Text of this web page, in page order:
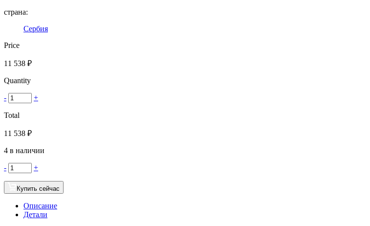
страна:
Сербия
Price
11 538 ₽
Quantity
- +
Total
11 538 ₽
4 в наличии
- +
Купить сейчас
Описание
Детали